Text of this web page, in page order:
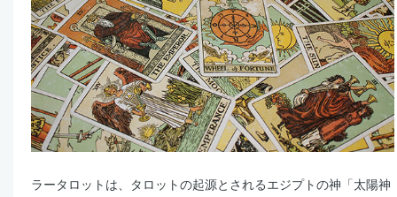
ラータロットは、タロットの起源とされるエジプトの神「太陽神